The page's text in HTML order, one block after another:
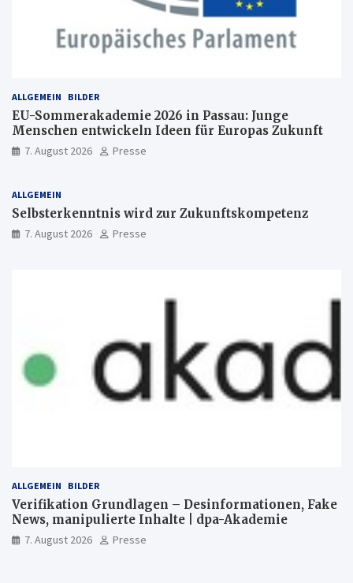
ALLGEMEIN BILDER
EU-Sommerakademie 2026 in Passau: Junge
Menschen entwickeln Ideen für Europas Zukunft
7. August 2026 Presse
ALLGEMEIN
Selbsterkenntnis wird zur Zukunftskompetenz
7. August 2026 Presse
ALLGEMEIN BILDER
Verifikation Grundlagen – Desinformationen, Fake
News, manipulierte Inhalte | dpa-Akademie
7. August 2026 Presse